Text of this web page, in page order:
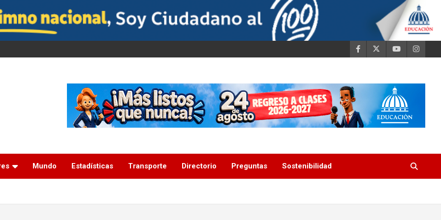
Mundo Estadísticas Transporte Directorio Preguntas Sostenibilidad